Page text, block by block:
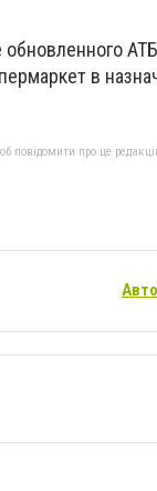
в
повідомити про це